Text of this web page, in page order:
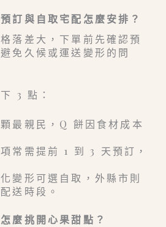
訂與自取宅配怎麼安排？
落差大，下單前先確認預
免久候或運送變形的問
3 點：
最親民，Q 餅因食材成本
常需提前 1 到 3 天預訂，
變形可選自取，外縣市則
送時段。
麼挑開心果甜點？